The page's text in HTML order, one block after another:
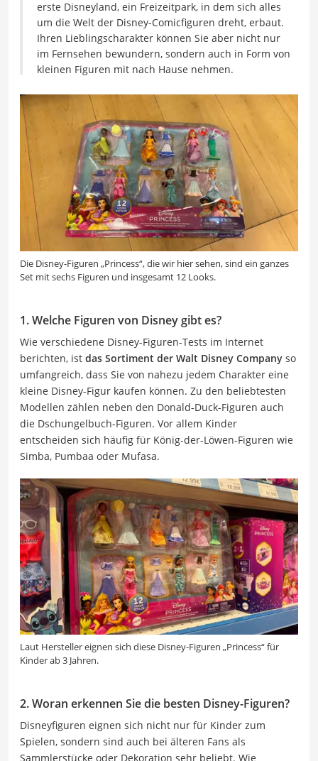
erste Disneyland, ein Freizeitpark, in dem sich alles
um die Welt der Disney-Comicfiguren dreht, erbaut.
Ihren Lieblingscharakter können Sie aber nicht nur
im Fernsehen bewundern, sondern auch in Form von
kleinen Figuren mit nach Hause nehmen.
Die Disney-Figuren „Princess“, die wir hier sehen, sind ein ganzes
Set mit sechs Figuren und insgesamt 12 Looks.
1. Welche Figuren von Disney gibt es?
Wie verschiedene Disney-Figuren-Tests im Internet
berichten, ist das Sortiment der Walt Disney Company so
umfangreich, dass Sie von nahezu jedem Charakter eine
kleine Disney-Figur kaufen können. Zu den beliebtesten
Modellen zählen neben den Donald-Duck-Figuren auch
die Dschungelbuch-Figuren. Vor allem Kinder
entscheiden sich häufig für König-der-Löwen-Figuren wie
Simba, Pumbaa oder Mufasa.
Laut Hersteller eignen sich diese Disney-Figuren „Princess“ für
Kinder ab 3 Jahren.
2. Woran erkennen Sie die besten Disney-Figuren?
Disneyfiguren eignen sich nicht nur für Kinder zum
Spielen, sondern sind auch bei älteren Fans als
Sammlerstücke oder Dekoration sehr beliebt. Wie